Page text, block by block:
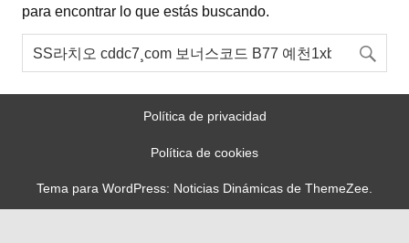
para encontrar lo que estás buscando.
Política de privacidad
Política de cookies
Tema para WordPress: Noticias Dinámicas de ThemeZee.